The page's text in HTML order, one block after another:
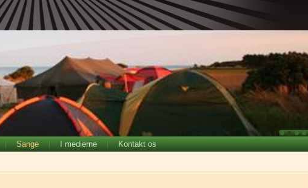
Sange I medierne Kontakt os